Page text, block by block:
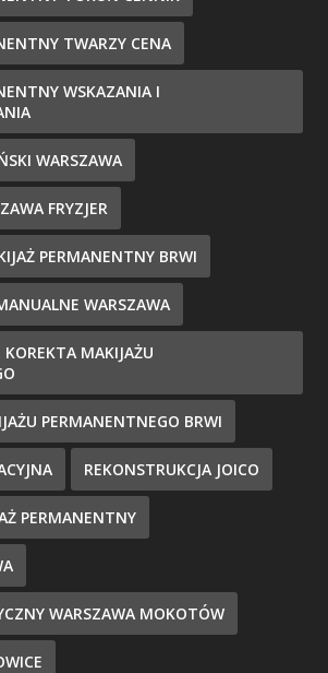
TWARZY CENA
WSKAZANIA I
WARSZAWA
FRYZJER
PERMANENTNY BRWI
WARSZAWA
KOREKTA MAKIJAŻU
PERMANENTNEGO BRWI
REKONSTRUKCJA JOICO
PERMANENTNY
WARSZAWA MOKOTÓW